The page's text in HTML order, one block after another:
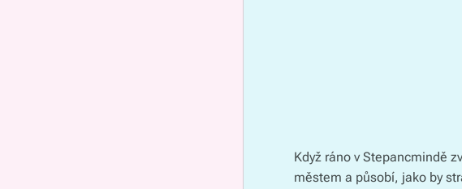
Když ráno v Stepancmindě
městem a působí, jako by